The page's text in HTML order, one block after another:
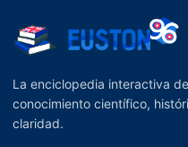
La enciclopedia interactiva
conocimiento científico,
claridad.